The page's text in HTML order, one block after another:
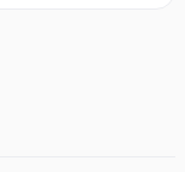
(誠品生活店